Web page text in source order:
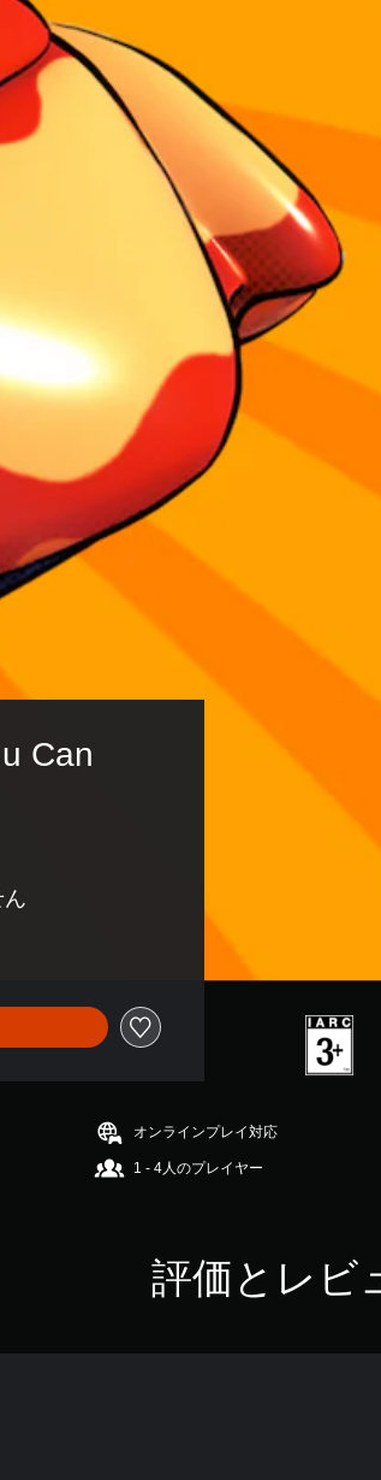
Can
オンラインプレイ対応
1 - 4人のプレイヤー
評価とレビ